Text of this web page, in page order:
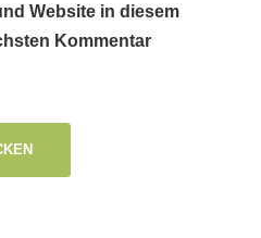
Website in diesem
Kommentar